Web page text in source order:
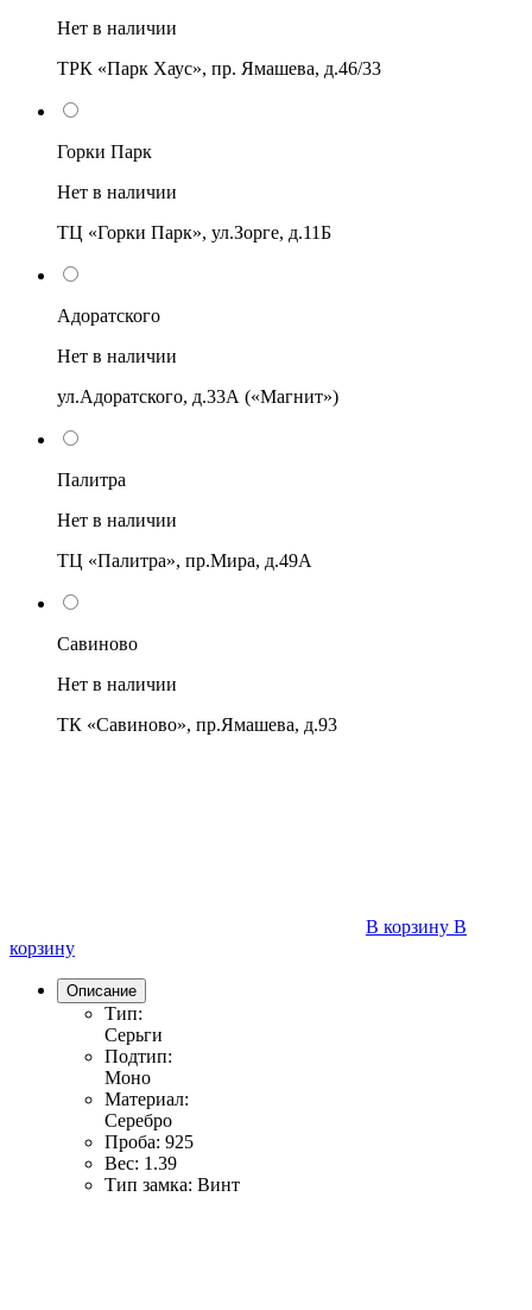
Нет в наличии
ТРК «Парк Хаус», пр. Ямашева, д.46/33
Горки Парк
Нет в наличии
ТЦ «Горки Парк», ул.Зорге, д.11Б
Адоратского
Нет в наличии
ул.Адоратского, д.33А («Магнит»)
Палитра
Нет в наличии
ТЦ «Палитра», пр.Мира, д.49А
Савиново
Нет в наличии
ТК «Савиново», пр.Ямашева, д.93
В корзину В
корзину
Описание
Тип:
Серьги
Подтип:
Моно
Материал:
Серебро
Проба: 925
Вес: 1.39
Тип замка: Винт